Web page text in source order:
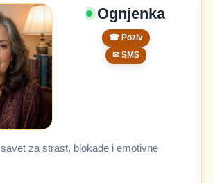
Ognjenka
☎ Poziv
✉ SMS
za strast, blokade i emotivne